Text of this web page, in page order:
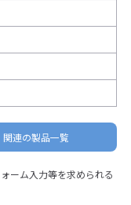
関連の製品一覧
ーム入力等を求められる